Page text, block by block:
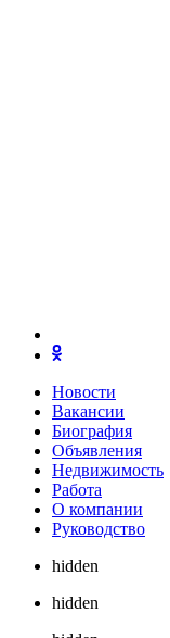
Новости
Вакансии
Биография
Объявления
Недвижимость
Работа
О компании
Руководство
hidden
hidden